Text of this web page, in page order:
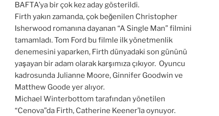
BAFTA’ya bir çok kez aday gösterildi.
Firth yakın zamanda, çok beğenilen Christopher
Isherwood romanına dayanan “A Single Man” filmini
tamamladı. Tom Ford bu filmle ilk yönetmenlik
denemesini yaparken, Firth dünyadaki son gününü
yaşayan bir adam olarak karşımıza çıkıyor. Oyuncu
kadrosunda Julianne Moore, Ginnifer Goodwin ve
Matthew Goode yer alıyor.
Michael Winterbottom tarafından yönetilen
“Cenova”da Firth, Catherine Keener’la oynuyor.